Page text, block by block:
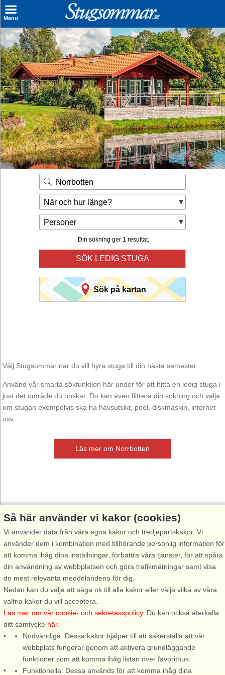
Menu
Sök stuga
Sista Minuten
Genvägar
Inspiration
Kontakt
Husägare
Se hur mycket du kan tjäna
Räkna ut din
hyresintäkt
Norrbotten
När och hur länge?
Personer
Din sökning ger 1 resultat.
SÖK LEDIG STUGA
Sök på kartan
Välj Stugsommar när du vill hyra stuga till din nästa semester.
Använd vår smarta sökfunktion här under för att hitta en ledig stuga i
just det område du önskar. Du kan även filtrera din sökning och välja
om stugan exempelvis ska ha havsutsikt, pool, diskmaskin, internet
osv.
Läs mer om Norrbotten
Uppe i Nordvästra Sverige ligger Norrbotten, som erbjuder allt från
fantastiska nationalparker och en uppsjö av utomhusaktiviteter till
kultur och världsberömt ishotell. Upplev de häftiga konstrasterna
mellan vintermörker och midnattssol, högfjäll och skärgård, glesbygd
och städer.
Sommartid finns både skärgård att upptäcka och vandringsleder där
man kan njuta av omgivningen i lugn och ro. Det finns flera härliga
och långgrunda sandstränder, perfekta för hela familjen.
I Norrbotten kan man få vara med om att se det magiska och
sägenomspunna norrskenet, Aurora Borealis, där ljuslågorna dansar
över den mörka vinterhimlen i allt från grönt, blått, lila och ibland till
och med rött. Norrskenets skådespel har fascinerat och inspirerat
människor i alla år, varför inte uppleva det du också!
Så här använder vi kakor (cookies)
Vi använder data från våra egna kakor och tredjepartskakor. Vi
använder dem i kombination med tillhörande personlig information för
att komma ihåg dina inställningar, förbättra våra tjänster, för att spåra
din användning av webbplatsen och göra trafikmätningar samt visa
de mest relevanta meddelandena för dig.
Nedan kan du välja att säga ok till alla kakor eller välja vilka av våra
valfria kakor du vill acceptera.
Läs mer om vår cookie- och sekretesspolicy. Du kan också återkalla
ditt samtycke här.
Nödvändiga: Dessa kakor hjälper till att säkerställa att vår
webbplats fungerar genom att aktivera grundläggande
funktioner som att komma ihåg listan över favorithus.
Funktionella: Dessa används för att komma ihåg dina